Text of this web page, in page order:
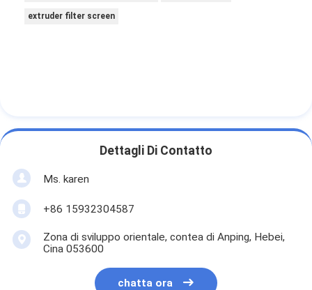
extruder filter screen
Dettagli Di Contatto
Ms. karen
+86 15932304587
Zona di sviluppo orientale, contea di Anping, Hebei,
Cina 053600
chatta ora